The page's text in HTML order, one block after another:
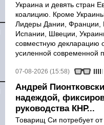
Украина и девять стран
коалицию. Кроме
Лидеры Дании, Франции,
Испании, Швеции,
совместную декларацию
усиленной современной
07-08-2026 (15:58)
Андрей
надеждой,
руководства КНР...
Товарищ Си потребует